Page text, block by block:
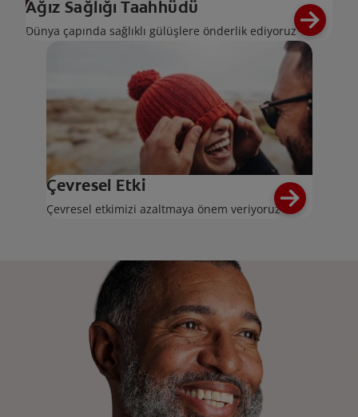
Ağız Sağlığı Taahhüdü
Dünya çapında sağlıklı gülüşlere önderlik ediyoruz
Çevresel Etki
Çevresel etkimizi azaltmaya önem veriyoruz